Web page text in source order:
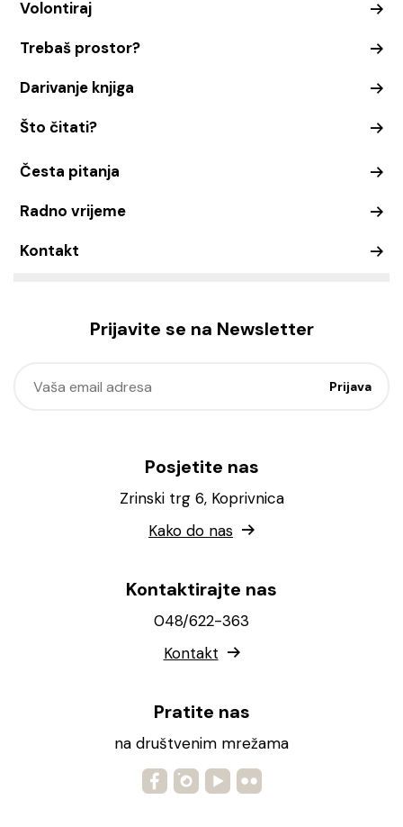
Volontiraj
Trebaš prostor?
Darivanje knjiga
Što čitati?
Česta pitanja
Radno vrijeme
Kontakt
Prijavite se na Newsletter
Posjetite nas
Zrinski trg 6, Koprivnica
Kako do nas
Kontaktirajte nas
048/622-363
Kontakt
Pratite nas
na društvenim mrežama